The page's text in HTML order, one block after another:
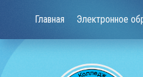
Главная Электронное